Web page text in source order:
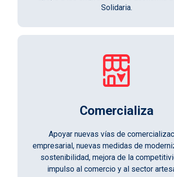
Solidaria.
Comercializa
Apoyar nuevas vías de
empresarial, nuevas medidas de
sostenibilidad, mejora de la
impulso al comercio y al sector